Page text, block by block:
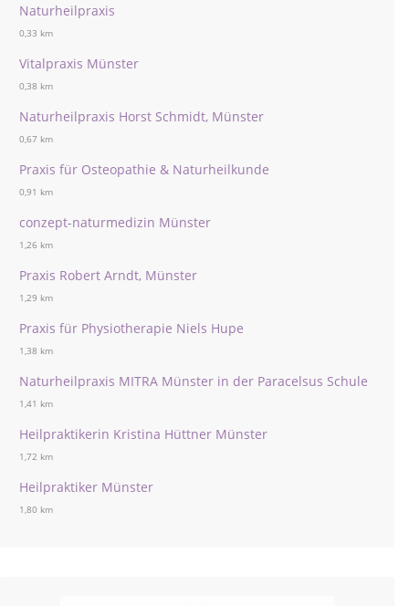
Naturheilpraxis
0,33 km
Vitalpraxis Münster
0,38 km
Naturheilpraxis Horst Schmidt, Münster
0,67 km
Praxis für Osteopathie & Naturheilkunde
0,91 km
conzept-naturmedizin Münster
1,26 km
Praxis Robert Arndt, Münster
1,29 km
Praxis für Physiotherapie Niels Hupe
1,38 km
Naturheilpraxis MITRA Münster in der Paracelsus Schule
1,41 km
Heilpraktikerin Kristina Hüttner Münster
1,72 km
Heilpraktiker Münster
1,80 km